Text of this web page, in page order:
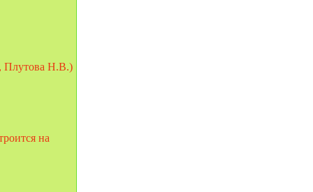
Плутова Н.В.)
на